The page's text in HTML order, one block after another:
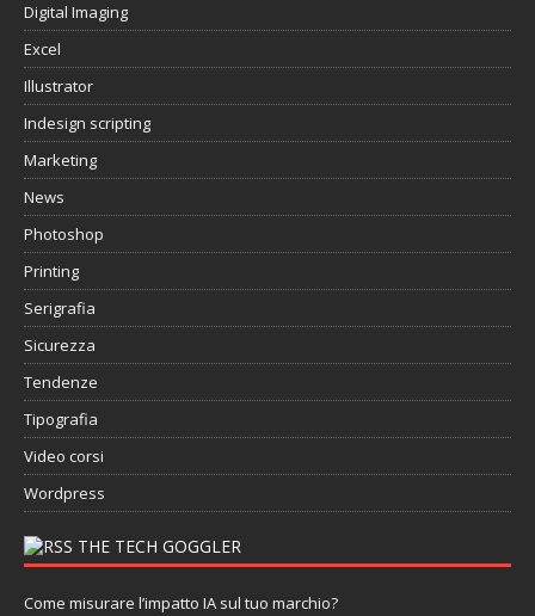
Digital Imaging
Excel
Illustrator
Indesign scripting
Marketing
News
Photoshop
Printing
Serigrafia
Sicurezza
Tendenze
Tipografia
Video corsi
Wordpress
THE TECH GOGGLER
Come misurare l’impatto IA sul tuo marchio?